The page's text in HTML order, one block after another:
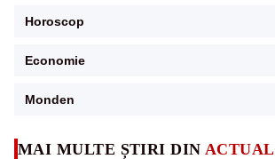
MAI MULTE ȘTIRI DIN ACTUAL
Horoscop
Economie
Monden